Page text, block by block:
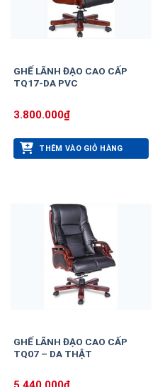
GHẾ LÃNH ĐẠO CAO CẤP
TQ17-DA PVC
3.800.000₫
THÊM VÀO GIỎ HÀNG
GHẾ LÃNH ĐẠO CAO CẤP
TQ07 – DA THẬT